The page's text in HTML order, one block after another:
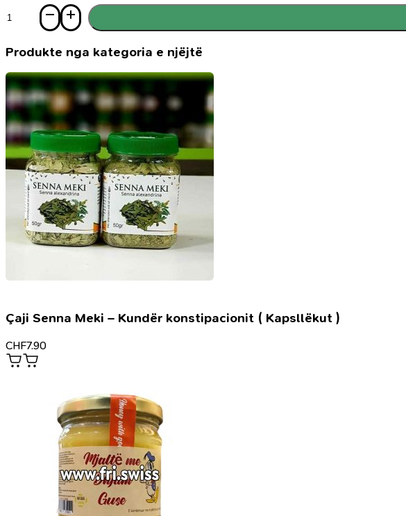
Krem
me
rozmarine
Produkte nga kategoria e njëjtë
Çaji Senna Meki – Kundër konstipacionit ( Kapsllëkut )
CHF7.90